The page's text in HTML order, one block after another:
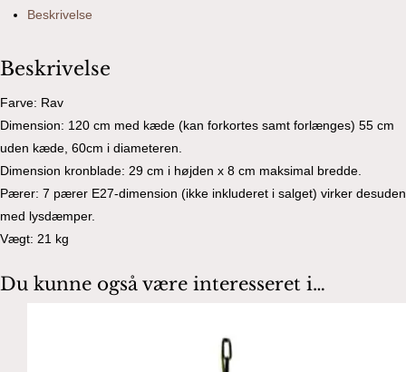
Beskrivelse
Beskrivelse
Farve: Rav
Dimension: 120 cm med kæde (kan forkortes samt forlænges) 55 cm
uden kæde, 60cm i diameteren.
Dimension kronblade: 29 cm i højden x 8 cm maksimal bredde.
Pærer: 7 pærer E27-dimension (ikke inkluderet i salget) virker desuden
med lysdæmper.
Vægt: 21 kg
Du kunne også være interesseret i…